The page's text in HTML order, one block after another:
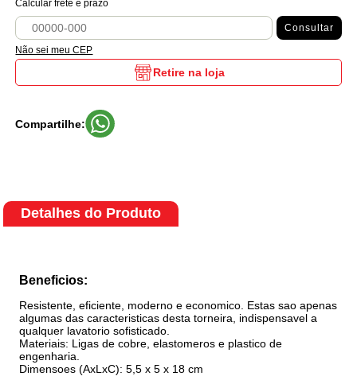
Calcular frete e prazo
Consultar
Não sei meu CEP
Retire na loja
Compartilhe:
Detalhes do Produto
Beneficios:
Resistente, eficiente, moderno e economico. Estas sao apenas
algumas das caracteristicas desta torneira, indispensavel a
qualquer lavatorio sofisticado.
Materiais: Ligas de cobre, elastomeros e plastico de
engenharia.
Dimensoes (AxLxC): 5,5 x 5 x 18 cm